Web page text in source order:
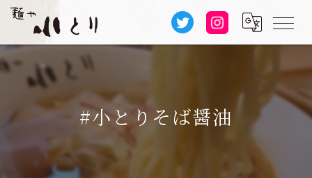
#小とりそば醤油